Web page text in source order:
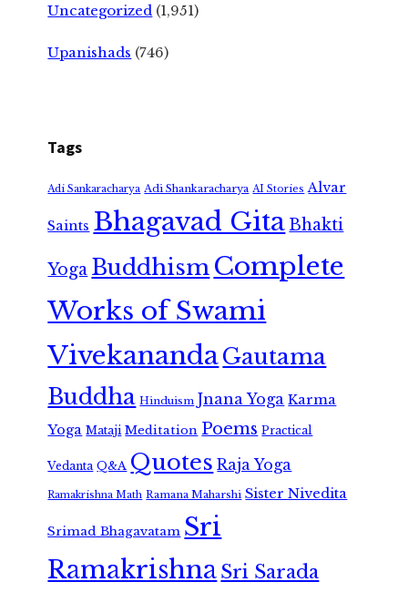
Uncategorized (1,951)
Upanishads (746)
Tags
Adi Sankaracharya Adi Shankaracharya AI Stories Alvar
Saints Bhagavad GitaBhakti
Yoga Buddhism Complete
Works of Swami
VivekanandaGautama
Buddha Hinduism Jnana Yoga Karma
Yoga Mataji Meditation Poems Practical
Vedanta Q&A Quotes Raja Yoga
Ramakrishna Math Ramana Maharshi Sister Nivedita
Srimad Bhagavatam Sri
RamakrishnaSri Sarada